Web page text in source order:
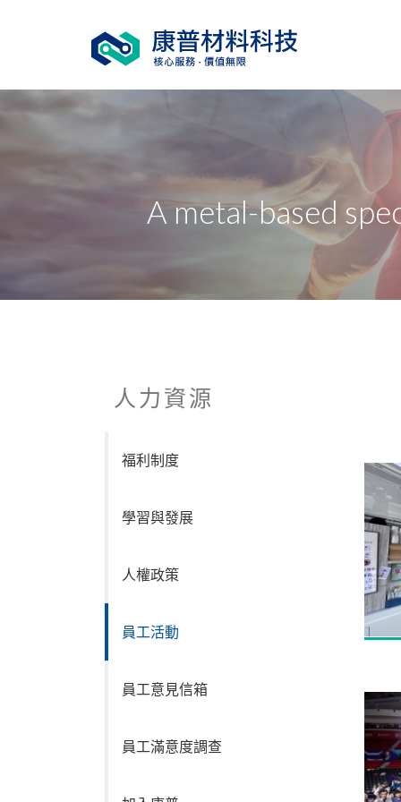
A metal-based
人力資源
福利制度
學習與發展
人權政策
員工活動
員工意見信箱
員工滿意度調查